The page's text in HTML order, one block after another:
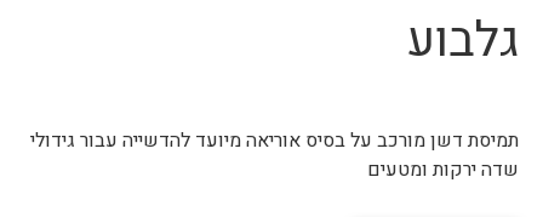
גלבוע
תמיסת דשן מורכב על בסיס אוריאה מיועד להדשייה עבור גידולי
שדה ירקות ומטעים